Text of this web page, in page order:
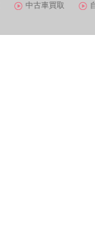
中古車買取